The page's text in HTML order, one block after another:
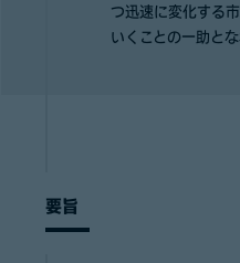
つ迅速に変化する
いくことの一助とな
要旨